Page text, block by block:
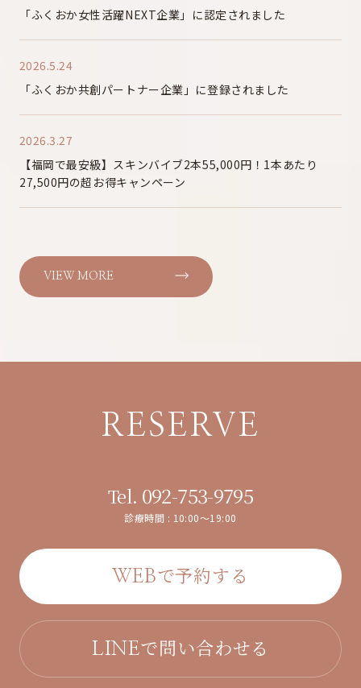
「ふくおか女性活躍NEXT企業」に認定されました
2026.5.24
「ふくおか共創パートナー企業」に登録されました
2026.3.27
【福岡で最安級】スキンバイブ2本55,000円！1本あたり
27,500円の超お得キャンペーン
VIEW MORE
RESERVE
Tel. 092-753-9795
診療時間 : 10:00～19:00
WEBで予約する
LINEで問い合わせる